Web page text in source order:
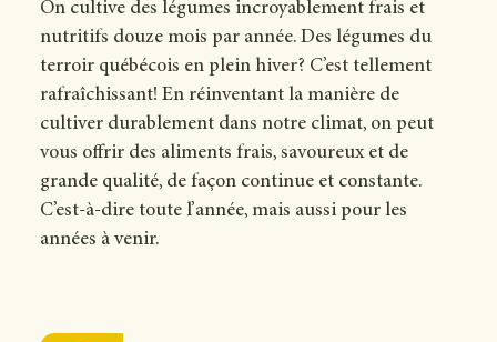
On cultive des légumes incroyablement frais et
nutritifs douze mois par année. Des légumes du
terroir québécois en plein hiver? C’est tellement
rafraîchissant! En réinventant la manière de
cultiver durablement dans notre climat, on peut
vous offrir des aliments frais, savoureux et de
grande qualité, de façon continue et constante.
C’est-à-dire toute l’année, mais aussi pour les
années à venir.